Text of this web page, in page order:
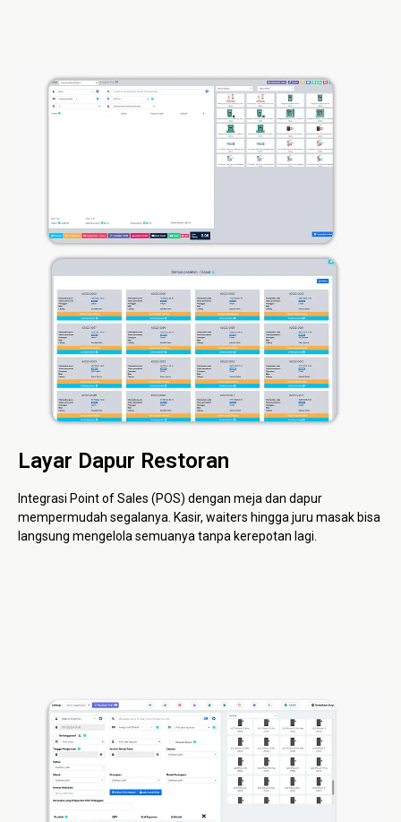
Layar Dapur Restoran
Integrasi Point of Sales (POS) dengan meja dan dapur
mempermudah segalanya. Kasir, waiters hingga juru masak bisa
langsung mengelola semuanya tanpa kerepotan lagi.